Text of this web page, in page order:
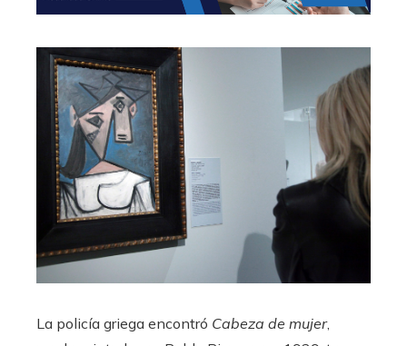
La policía griega encontró Cabeza de mujer,